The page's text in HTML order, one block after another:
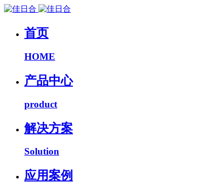
首页
HOME
产品中心
product
解决方案
Solution
应用案例